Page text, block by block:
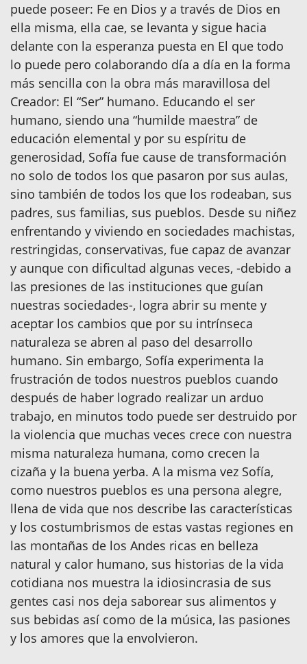
puede poseer: Fe en Dios y a través de Dios en
ella misma, ella cae, se levanta y sigue hacia
delante con la esperanza puesta en El que todo
lo puede pero colaborando día a día en la forma
más sencilla con la obra más maravillosa del
Creador: El “Ser” humano. Educando el ser
humano, siendo una “humilde maestra” de
educación elemental y por su espíritu de
generosidad, Sofía fue cause de transformación
no solo de todos los que pasaron por sus aulas,
sino también de todos los que los rodeaban, sus
padres, sus familias, sus pueblos. Desde su niñez
enfrentando y viviendo en sociedades machistas,
restringidas, conservativas, fue capaz de avanzar
y aunque con dificultad algunas veces, -debido a
las presiones de las instituciones que guían
nuestras sociedades-, logra abrir su mente y
aceptar los cambios que por su intrínseca
naturaleza se abren al paso del desarrollo
humano. Sin embargo, Sofía experimenta la
frustración de todos nuestros pueblos cuando
después de haber logrado realizar un arduo
trabajo, en minutos todo puede ser destruido por
la violencia que muchas veces crece con nuestra
misma naturaleza humana, como crecen la
cizaña y la buena yerba. A la misma vez Sofía,
como nuestros pueblos es una persona alegre,
llena de vida que nos describe las características
y los costumbrismos de estas vastas regiones en
las montañas de los Andes ricas en belleza
natural y calor humano, sus historias de la vida
cotidiana nos muestra la idiosincrasia de sus
gentes casi nos deja saborear sus alimentos y
sus bebidas así como de la música, las pasiones
y los amores que la envolvieron.